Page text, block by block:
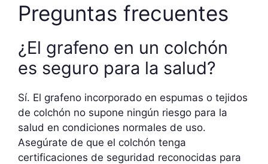
Preguntas frecuentes
¿El grafeno en un colchón
es seguro para la salud?
Sí. El grafeno incorporado en espumas o tejidos
de colchón no supone ningún riesgo para la
salud en condiciones normales de uso.
Asegúrate de que el colchón tenga
certificaciones de seguridad reconocidas para